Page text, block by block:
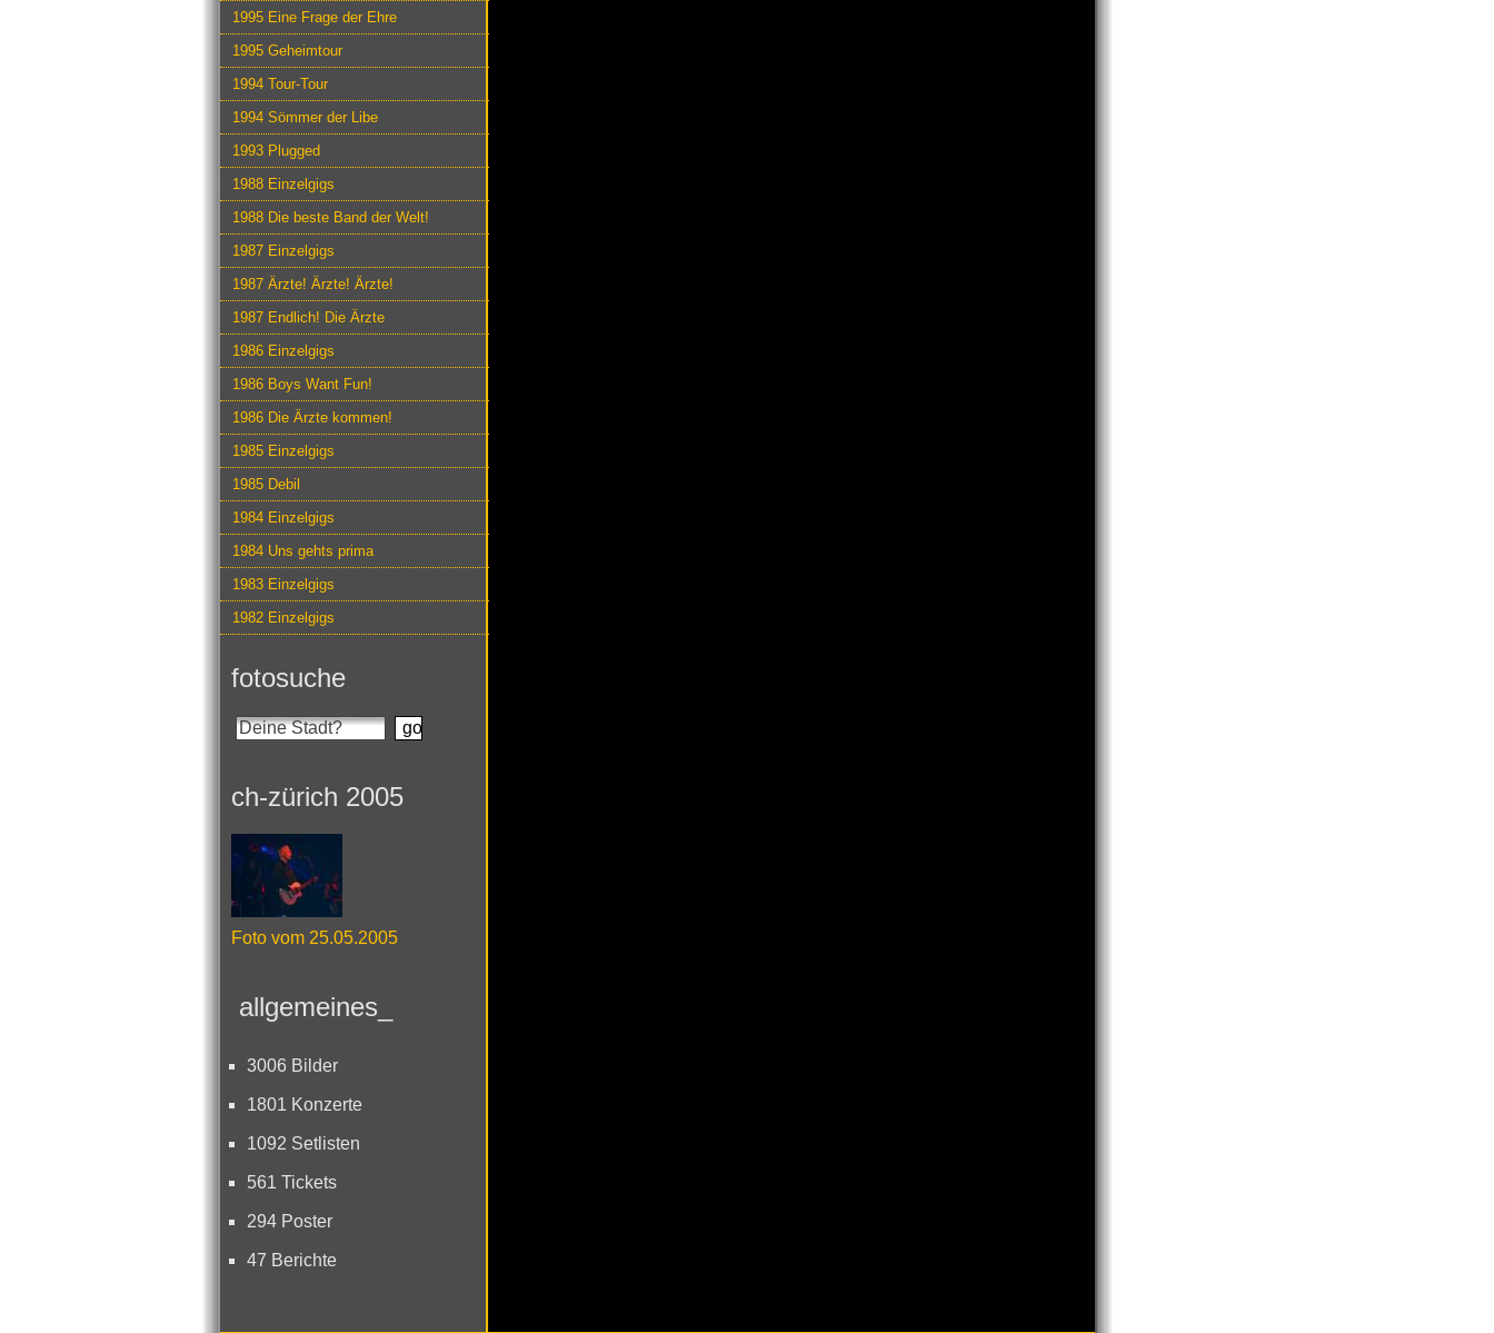
1995 Eine Frage der Ehre
1995 Geheimtour
1994 Tour-Tour
1994 Sömmer der Libe
1993 Plugged
1988 Einzelgigs
1988 Die beste Band der Welt!
1987 Einzelgigs
1987 Ärzte! Ärzte! Ärzte!
1987 Endlich! Die Ärzte
1986 Einzelgigs
1986 Boys Want Fun!
1986 Die Ärzte kommen!
1985 Einzelgigs
1985 Debil
1984 Einzelgigs
1984 Uns gehts prima
1983 Einzelgigs
1982 Einzelgigs
fotosuche
ch-zürich 2005
Foto vom 25.05.2005
allgemeines_
3006 Bilder
1801 Konzerte
1092 Setlisten
561 Tickets
294 Poster
47 Berichte